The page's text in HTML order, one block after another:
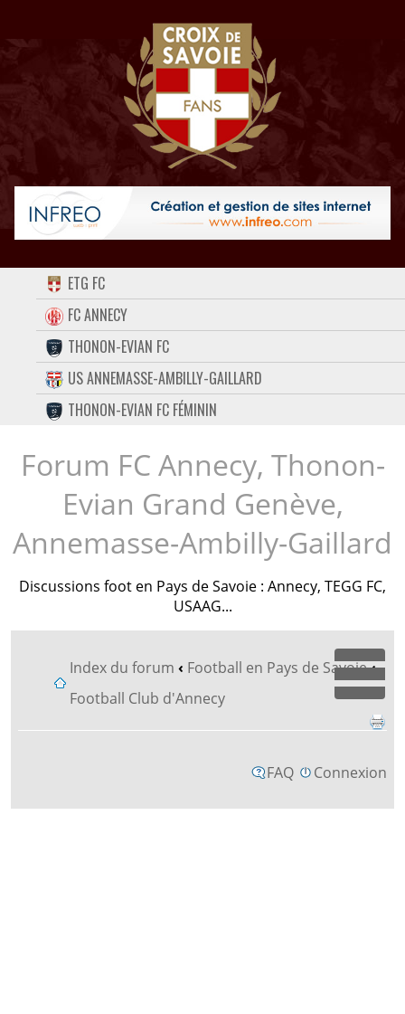
ACCUEIL
FORUM
CONTACT
FACEBOOK
TWITTER
INSTAGRAM
ETG FC
FC ANNECY
THONON-EVIAN FC
US ANNEMASSE-AMBILLY-GAILLARD
THONON-EVIAN FC FÉMININ
Forum FC Annecy, Thonon-
Evian Grand Genève,
Annemasse-Ambilly-Gaillard
Discussions foot en Pays de Savoie : Annecy, TEGG FC,
USAAG...
Index du forum ‹ Football en Pays de Savoie‹
Football Club d'Annecy
FAQ Connexion